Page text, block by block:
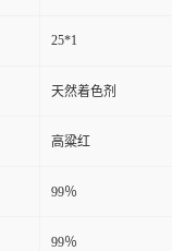
25*1
天然着色剂
高粱红
99％
99％